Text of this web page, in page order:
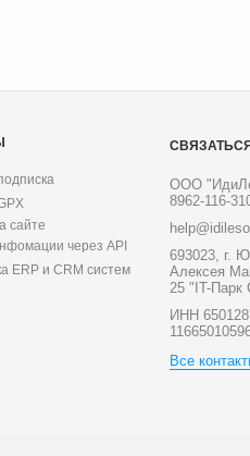
сайте
через API
ERP и CRM систем
ООО
8962-116-
693023, г.
Алексея
25 "IT-Парк
ИНН
Все